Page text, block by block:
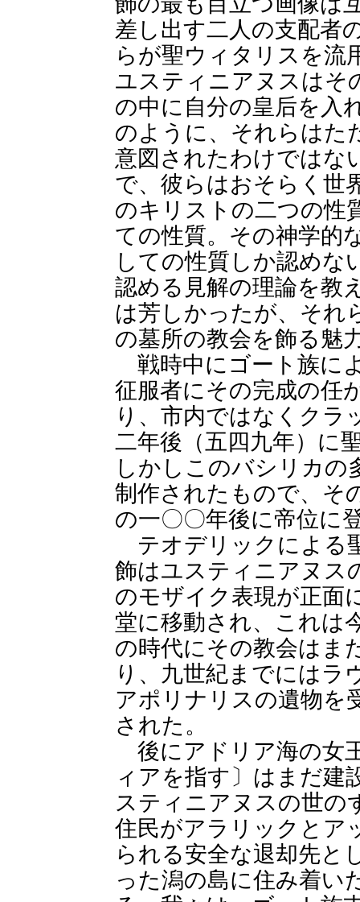
差し出す二人の支配者
らが聖ウィタリスを流
ユスティニアヌスはそ
の中に自分の皇后を入
のように、それらはた
意図されたわけではな
で、彼らはおそらく世
のキリストの二つの性
ての性質。その神学的
しての性質しか認めな
認める見解の理論を教
は芳しかったが、それ
の墓所の教会を飾る魅
戦時中にゴート族に
征服者にその完成の任
り、市内ではなくクラ
二年後（五四九年）に
しかしこのバシリカの
制作されたもので、そ
の一〇〇年後に帝位に
テオデリックによる
飾はユスティニアヌス
のモザイク表現が正面
堂に移動され、これは
の時代にその教会はま
り、九世紀までにはラ
アポリナリスの遺物を
された。
後にアドリア海の女
ィアを指す〕はまだ建
スティニアヌスの世の
住民がアラリックとア
られる安全な退却先と
った潟の島に住み着い